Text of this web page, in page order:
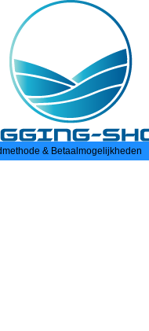
& Betaalmogelijkheden